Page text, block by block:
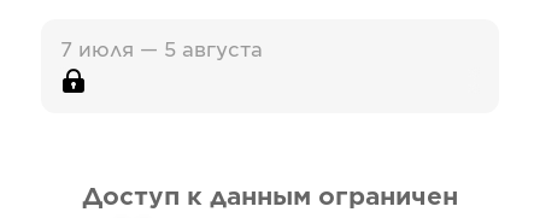
7 июля — 5 августа
Доступ к данным ограничен